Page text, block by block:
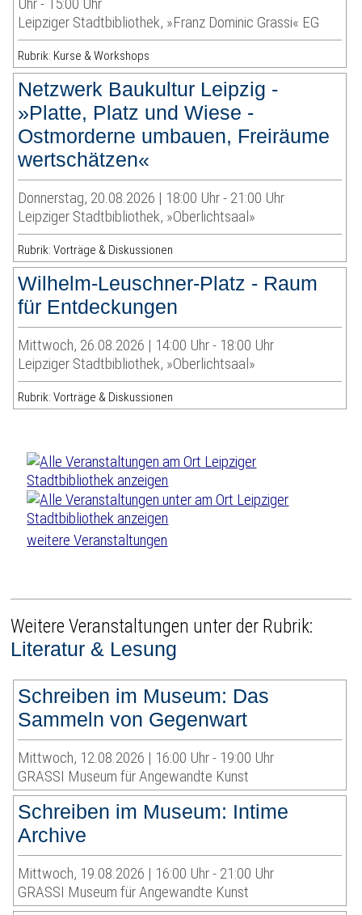
Uhr - 15:00 Uhr
Leipziger Stadtbibliothek, »Franz Dominic Grassi« EG
Rubrik: Kurse & Workshops
Netzwerk Baukultur Leipzig -
»Platte, Platz und Wiese -
Ostmorderne umbauen, Freiräume
wertschätzen«
Donnerstag, 20.08.2026 | 18:00 Uhr - 21:00 Uhr
Leipziger Stadtbibliothek, »Oberlichtsaal»
Rubrik: Vorträge & Diskussionen
Wilhelm-Leuschner-Platz - Raum
für Entdeckungen
Mittwoch, 26.08.2026 | 14:00 Uhr - 18:00 Uhr
Leipziger Stadtbibliothek, »Oberlichtsaal»
Rubrik: Vorträge & Diskussionen
weitere Veranstaltungen
Weitere Veranstaltungen unter der Rubrik:
Literatur & Lesung
Schreiben im Museum: Das
Sammeln von Gegenwart
Mittwoch, 12.08.2026 | 16:00 Uhr - 19:00 Uhr
GRASSI Museum für Angewandte Kunst
Schreiben im Museum: Intime
Archive
Mittwoch, 19.08.2026 | 16:00 Uhr - 21:00 Uhr
GRASSI Museum für Angewandte Kunst